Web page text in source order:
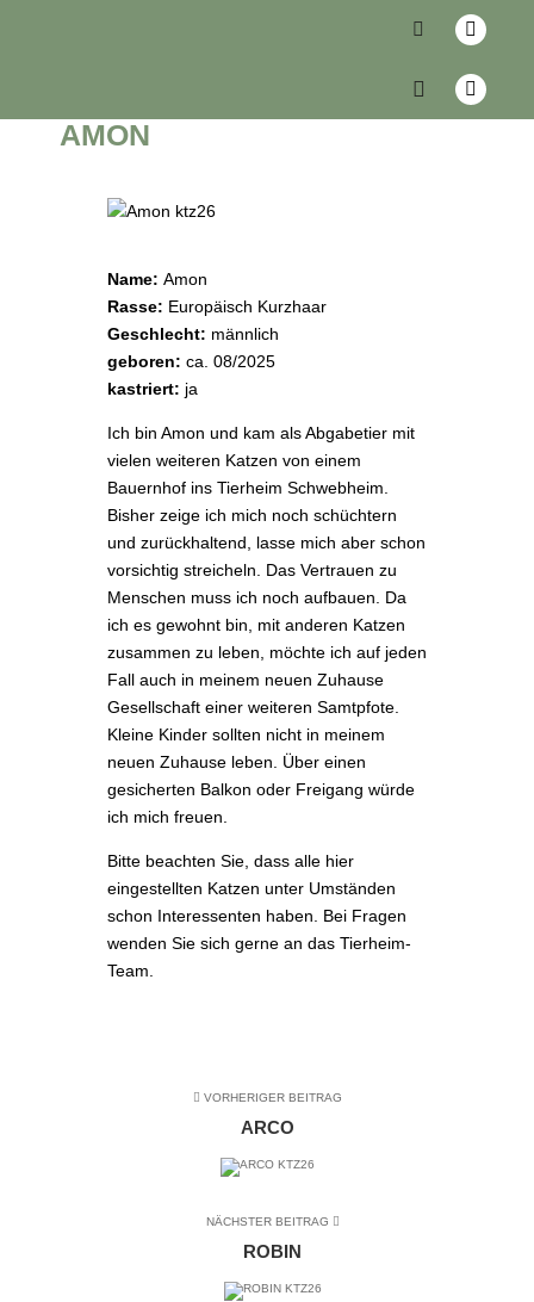
AMON
Name: Amon
Rasse: Europäisch Kurzhaar
Geschlecht: männlich
geboren: ca. 08/2025
kastriert: ja
Ich bin Amon und kam als Abgabetier mit
vielen weiteren Katzen von einem
Bauernhof ins Tierheim Schwebheim.
Bisher zeige ich mich noch schüchtern
und zurückhaltend, lasse mich aber schon
vorsichtig streicheln. Das Vertrauen zu
Menschen muss ich noch aufbauen. Da
ich es gewohnt bin, mit anderen Katzen
zusammen zu leben, möchte ich auf jeden
Fall auch in meinem neuen Zuhause
Gesellschaft einer weiteren Samtpfote.
Kleine Kinder sollten nicht in meinem
neuen Zuhause leben. Über einen
gesicherten Balkon oder Freigang würde
ich mich freuen.
Bitte beachten Sie, dass alle hier
eingestellten Katzen unter Umständen
schon Interessenten haben. Bei Fragen
wenden Sie sich gerne an das Tierheim-
Team.
VORHERIGER BEITRAG
ARCO
NÄCHSTER BEITRAG
ROBIN